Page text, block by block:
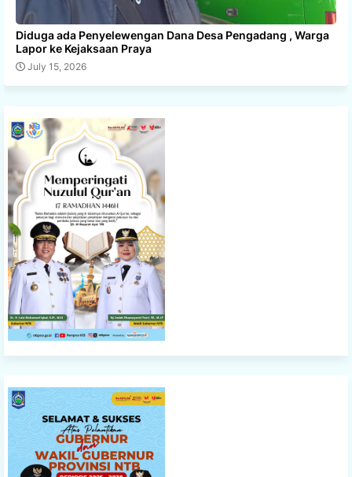
Diduga ada Penyelewengan Dana Desa Pengadang , Warga
Lapor ke Kejaksaan Praya
July 15, 2026